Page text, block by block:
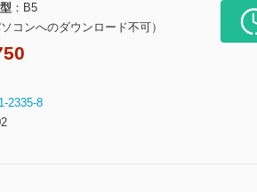
B5
コンへのダウンロード不可）
2335-8